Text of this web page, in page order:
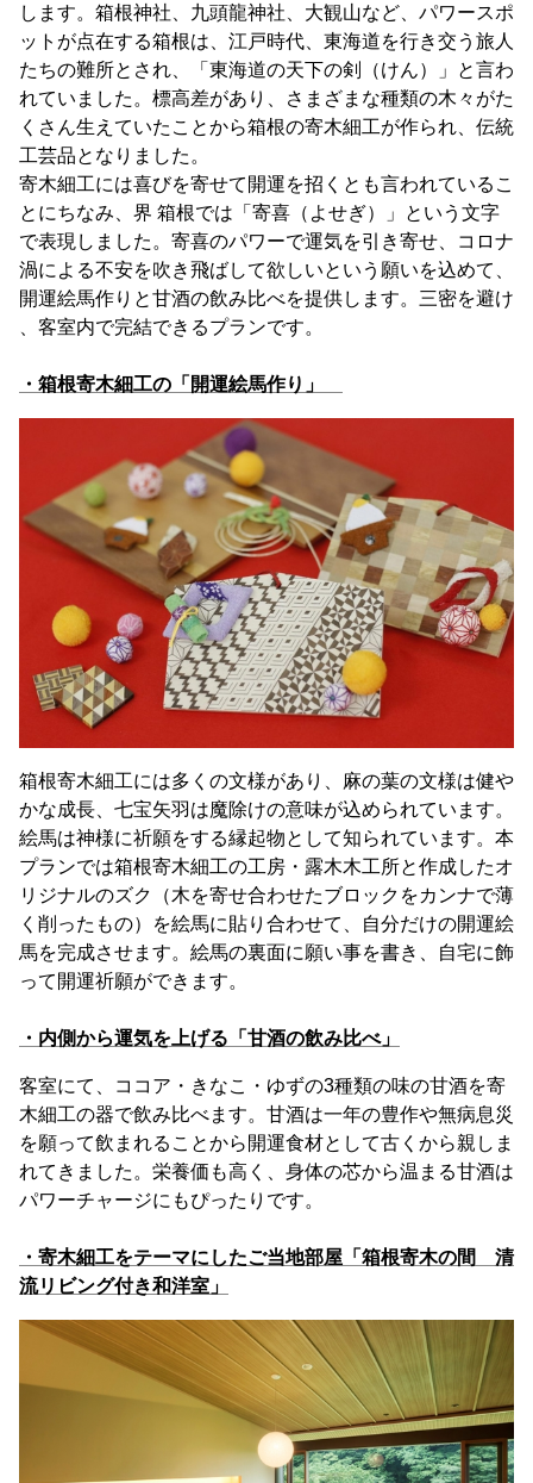
します。箱根神社、九頭龍神社、大観山など、パワースポ
ットが点在する箱根は、江戸時代、東海道を行き交う旅人
たちの難所とされ、「東海道の天下の剣（けん）」と言わ
れていました。標高差があり、さまざまな種類の木々がた
くさん生えていたことから箱根の寄木細工が作られ、伝統
工芸品となりました。
寄木細工には喜びを寄せて開運を招くとも言われているこ
とにちなみ、界 箱根では「寄喜（よせぎ）」という文字
で表現しました。寄喜のパワーで運気を引き寄せ、コロナ
渦による不安を吹き飛ばして欲しいという願いを込めて、
開運絵馬作りと甘酒の飲み比べを提供します。三密を避け
、客室内で完結できるプランです。
・箱根寄木細工の「開運絵馬作り」
箱根寄木細工には多くの文様があり、麻の葉の文様は健や
かな成長、七宝矢羽は魔除けの意味が込められています。
絵馬は神様に祈願をする縁起物として知られています。本
プランでは箱根寄木細工の工房・露木木工所と作成したオ
リジナルのズク（木を寄せ合わせたブロックをカンナで薄
く削ったもの）を絵馬に貼り合わせて、自分だけの開運絵
馬を完成させます。絵馬の裏面に願い事を書き、自宅に飾
って開運祈願ができます。
・内側から運気を上げる「甘酒の飲み比べ」
客室にて、ココア・きなこ・ゆずの3種類の味の甘酒を寄
木細工の器で飲み比べます。甘酒は一年の豊作や無病息災
を願って飲まれることから開運食材として古くから親しま
れてきました。栄養価も高く、身体の芯から温まる甘酒は
パワーチャージにもぴったりです。
・寄木細工をテーマにしたご当地部屋「箱根寄木の間 清
流リビング付き和洋室」